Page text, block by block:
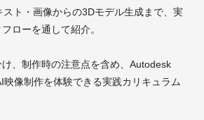
ト・画像からの3Dモデル生成まで、実
ローを通して紹介。
、制作時の注意点を含め、Autodesk
像制作を体験できる実践カリキュラム